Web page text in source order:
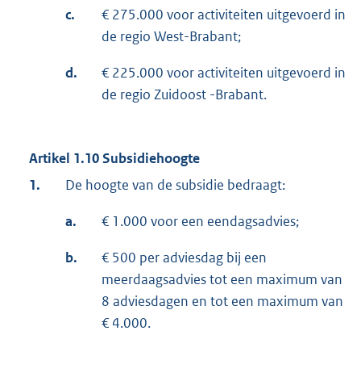
c.
€ 275.000 voor activiteiten uitgevoerd in
de regio West-Brabant;
d.
€ 225.000 voor activiteiten uitgevoerd in
de regio Zuidoost -Brabant.
Artikel 1.10 Subsidiehoogte
1.
De hoogte van de subsidie bedraagt:
a. € 1.000 voor een eendagsadvies;
b.
€ 500 per adviesdag bij een
meerdaagsadvies tot een maximum van
8 adviesdagen en tot een maximum van
€ 4.000.